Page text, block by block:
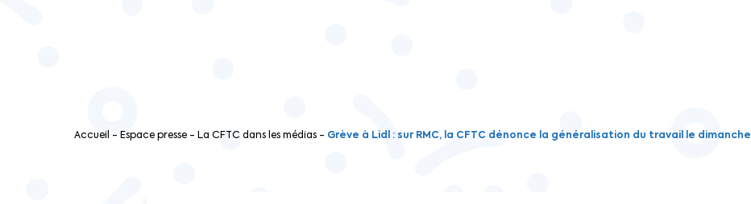
Accueil - Espace presse - La CFTC dans les médias - Grève à Lidl : sur RMC, la CFTC dénonce la généralisation du travail le dimanche